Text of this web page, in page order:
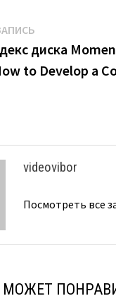
запись:
диска
to Develop a
videovibor
Посмотреть все